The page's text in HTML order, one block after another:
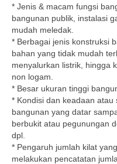
* Jenis & macam fungsi
bangunan publik, instalasi
mudah meledak.
* Berbagai jenis konstruksi
bahan yang tidak mudah
menyalurkan listrik, hingga
non logam.
* Besar ukuran tinggi
* Kondisi dan keadaan
bangunan yang datar
berbukit atau pegunungan
dpl.
* Pengaruh jumlah kilat
melakukan pencatatan